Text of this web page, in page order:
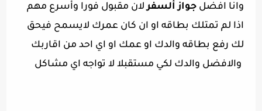
وانا افضلجواز ألسفرلان مقبول فورا وأسرع مهم
اذا لم تمتلك بطاقه او ان كان عمرك لايسمح فيحق
لك رفع بطاقه والدك او عمك او اي احد من اقاربك
والافضل والدك لكي مستقبلا لا تواجه اي مشاكل